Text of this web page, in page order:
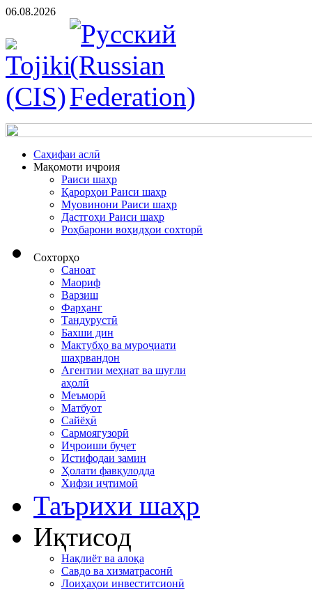
06.08.2026
Cаҳифаи аслӣ
Мақомоти иҷроия
Раиси шаҳр
Қарорҳои Раиси шаҳр
Муовинони Раиси шаҳр
Дастгоҳи Раиси шаҳр
Роҳбарони воҳидҳои сохторӣ
Сохторҳо
Саноат
Маориф
Варзиш
Фарҳанг
Тандурустӣ
Бахши дин
Мактубҳо ва муроҷиати
шаҳрвандон
Агентии меҳнат ва шуғли
аҳолӣ
Меъморӣ
Матбуот
Сайёҳӣ
Сармоягузорӣ
Иҷроиши буҷет
Истифодаи замин
Ҳолати фавқулодда
Хифзи иҷтимоӣ
Таърихи шаҳр
Иқтисод
Нақлиёт ва алоқа
Савдо ва хизматрасонӣ
Лоиҳаҳои инвеститсионӣ